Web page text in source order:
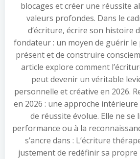
blocages et créer une réussite
valeurs profondes. Dans le
d’écriture, écrire son histoire
fondateur : un moyen de guérir le
présent et de construire
article explore comment
peut devenir un véritable
personnelle et créative en 2026.
en 2026 : une approche
de réussite évolue. Elle ne se
performance ou à la
s’ancre dans : L’écriture
justement de redéfinir sa propre